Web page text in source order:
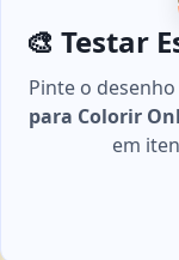
🎨 Testar
Pinte o desenho
para Colorir
em